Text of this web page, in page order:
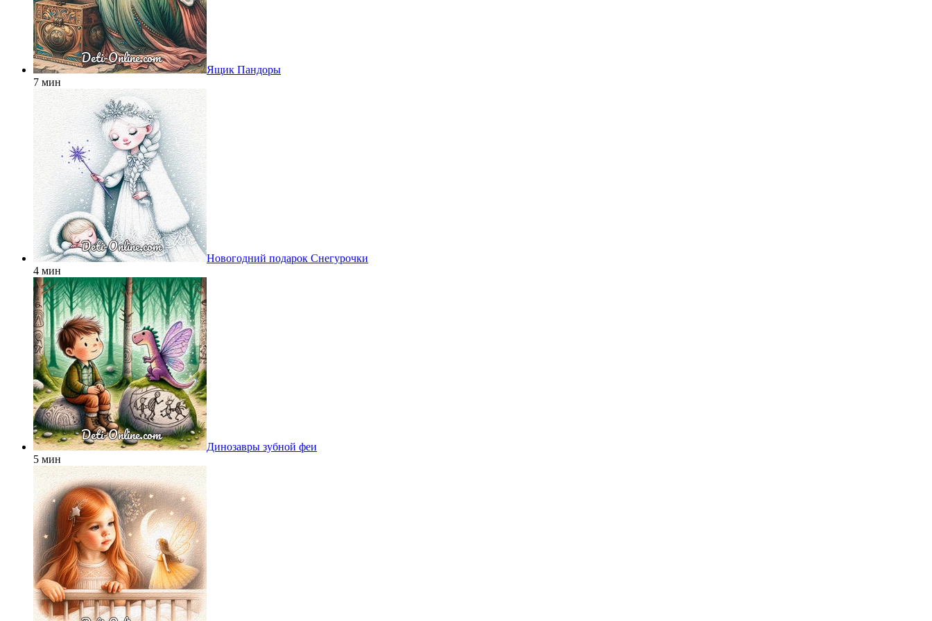
Ящик Пандоры
7 мин
Новогодний подарок Снегурочки
4 мин
Динозавры зубной феи
5 мин